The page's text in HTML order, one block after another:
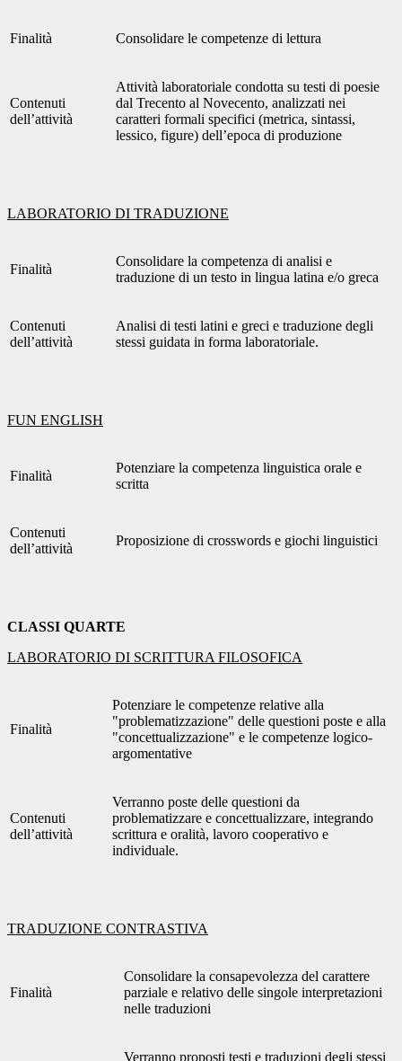
Finalità Consolidare le competenze di lettura
Contenuti
dell’attività
Attività laboratoriale condotta su testi di poesie
dal Trecento al Novecento, analizzati nei
caratteri formali specifici (metrica, sintassi,
lessico, figure) dell’epoca di produzione
LABORATORIO DI TRADUZIONE
Finalità
Consolidare la competenza di analisi e
traduzione di un testo in lingua latina e/o greca
Contenuti
dell’attività
Analisi di testi latini e greci e traduzione degli
stessi guidata in forma laboratoriale.
FUN ENGLISH
Finalità
Potenziare la competenza linguistica orale e
scritta
Contenuti
dell’attività
Proposizione di crosswords e giochi linguistici
CLASSI QUARTE
LABORATORIO DI SCRITTURA FILOSOFICA
Finalità
Potenziare le competenze relative alla
"problematizzazione" delle questioni poste e alla
"concettualizzazione" e le competenze logico-
argomentative
Contenuti
dell’attività
Verranno poste delle questioni da
problematizzare e concettualizzare, integrando
scrittura e oralità, lavoro cooperativo e
individuale.
TRADUZIONE CONTRASTIVA
Finalità
Consolidare la consapevolezza del carattere
parziale e relativo delle singole interpretazioni
nelle traduzioni
Verranno proposti testi e traduzioni degli stessi